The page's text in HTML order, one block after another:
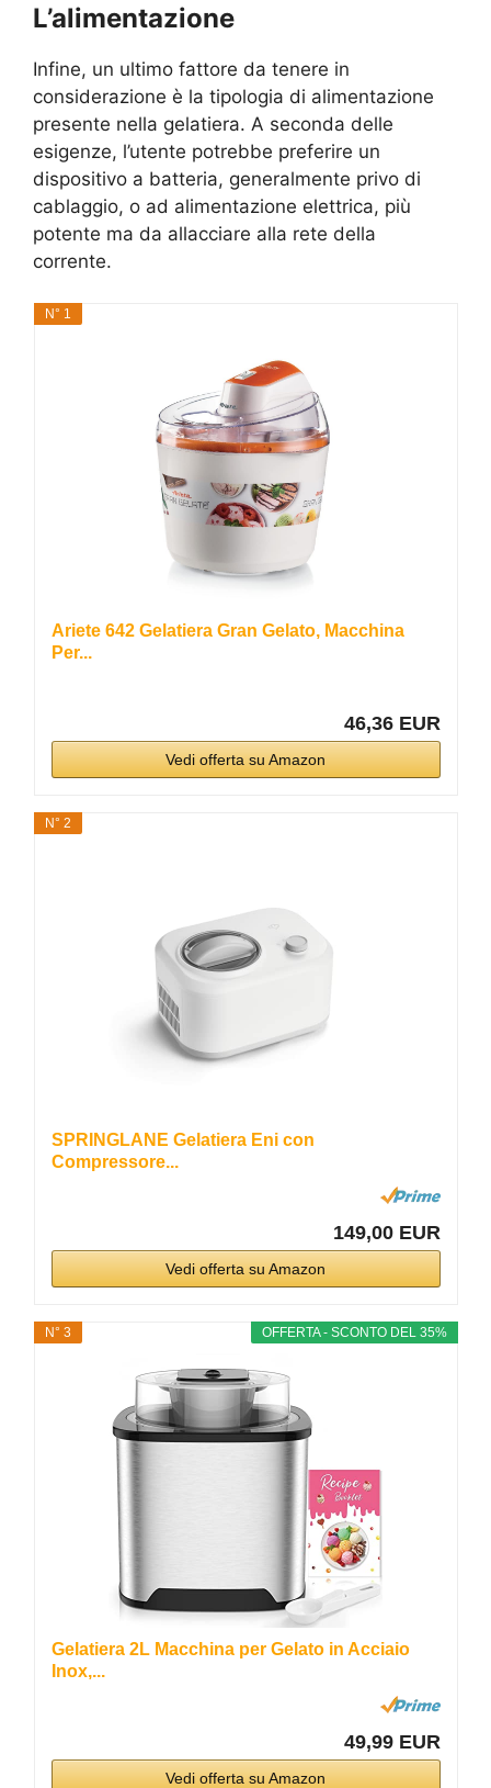
L’alimentazione
Infine, un ultimo fattore da tenere in
considerazione è la tipologia di alimentazione
presente nella gelatiera. A seconda delle
esigenze, l’utente potrebbe preferire un
dispositivo a batteria, generalmente privo di
cablaggio, o ad alimentazione elettrica, più
potente ma da allacciare alla rete della
corrente.
N° 1
Ariete 642 Gelatiera Gran Gelato, Macchina
Per...
46,36 EUR
Vedi offerta su Amazon
N° 2
SPRINGLANE Gelatiera Eni con
Compressore...
149,00 EUR
Vedi offerta su Amazon
OFFERTA - SCONTO DEL 35%
N° 3
Gelatiera 2L Macchina per Gelato in Acciaio
Inox,...
49,99 EUR
Vedi offerta su Amazon